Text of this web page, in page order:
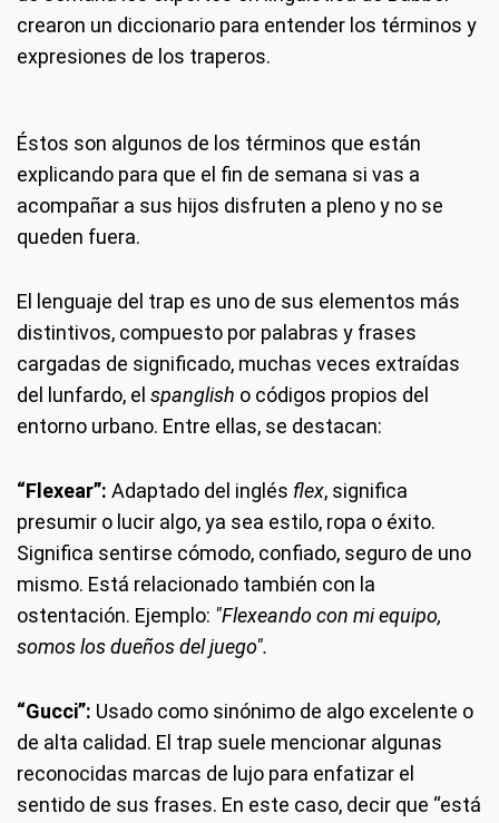
crearon un diccionario para entender los términos y
expresiones de los traperos.
Éstos son algunos de los términos que están
explicando para que el fin de semana si vas a
acompañar a sus hijos disfruten a pleno y no se
queden fuera.
El lenguaje del trap es uno de sus elementos más
distintivos, compuesto por palabras y frases
cargadas de significado, muchas veces extraídas
del lunfardo, el spanglish o códigos propios del
entorno urbano. Entre ellas, se destacan:
“Flexear”: Adaptado del inglés flex, significa
presumir o lucir algo, ya sea estilo, ropa o éxito.
Significa sentirse cómodo, confiado, seguro de uno
mismo. Está relacionado también con la
ostentación. Ejemplo: "Flexeando con mi equipo,
somos los dueños del juego".
“Gucci”: Usado como sinónimo de algo excelente o
de alta calidad. El trap suele mencionar algunas
reconocidas marcas de lujo para enfatizar el
sentido de sus frases. En este caso, decir que “está